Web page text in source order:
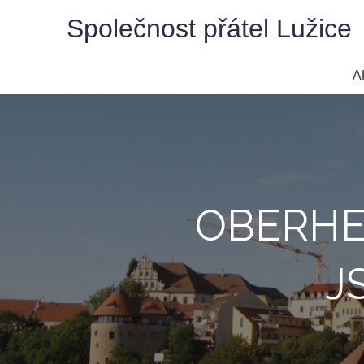
Společnost přátel Lužice